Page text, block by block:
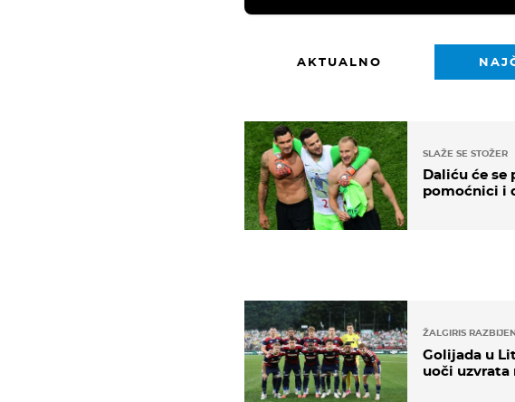
AKTUALNO
SLAŽE SE STOŽER
Daliću će
pomoćnici i
ŽALGIRIS RAZBIJEN
Golijada u
uoči uzvrata